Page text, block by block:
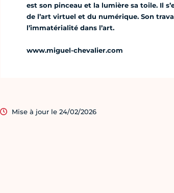
est son pinceau et la lumière sa toile. Il
de l’art virtuel et du numérique. Son
l’immatérialité dans l’art.
www.miguel-chevalier.com
Mise à jour le 24/02/2026